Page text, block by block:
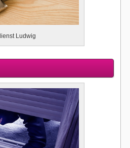
Ludwig